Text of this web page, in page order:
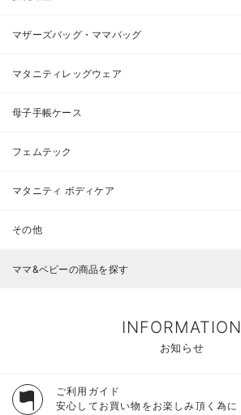
マザーズバッグ・ママバッグ
マタニティレッグウェア
母子手帳ケース
フェムテック
マタニティ ボディケア
その他
ママ&ベビーの商品を探す
INFORMATION
お知らせ
ご利用ガイド
安心してお買い物をお楽しみ頂く為に